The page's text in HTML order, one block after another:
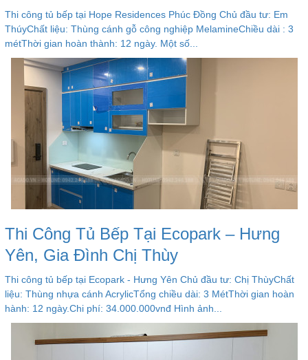
Thi công tủ bếp tại Hope Residences Phúc Đồng Chủ đầu tư: Em
ThúyChất liệu: Thùng cánh gỗ công nghiệp MelamineChiều dài : 3
métThời gian hoàn thành: 12 ngày. Một số...
Thi Công Tủ Bếp Tại Ecopark – Hưng
Yên, Gia Đình Chị Thùy
Thi công tủ bếp tại Ecopark - Hưng Yên Chủ đầu tư: Chị ThùyChất
liệu: Thùng nhựa cánh AcrylicTổng chiều dài: 3 MétThời gian hoàn
hành: 12 ngày.Chi phí: 34.000.000vnđ Hình ảnh...